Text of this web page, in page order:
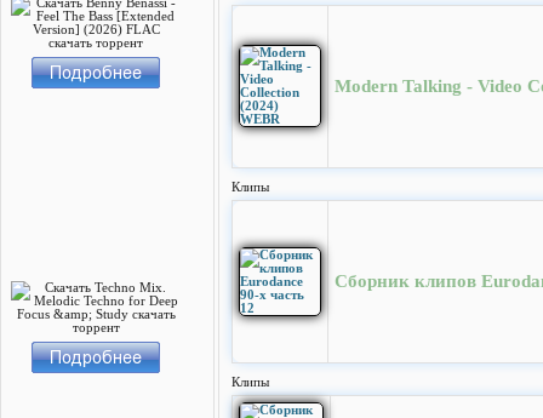
Modern Talking - Video
Клипы
Сборник клипов
Клипы